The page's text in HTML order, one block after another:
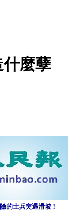
麼孽
的士兵突遇滑坡！